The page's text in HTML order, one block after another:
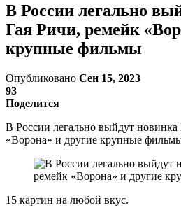
В России легально
Гая Ричи, ремейк
крупные фильмы
Опубликовано Сен 15, 2023
93
Поделится
В России легально выйдут
«Ворона» и другие крупные
15 картин на любой вкус.